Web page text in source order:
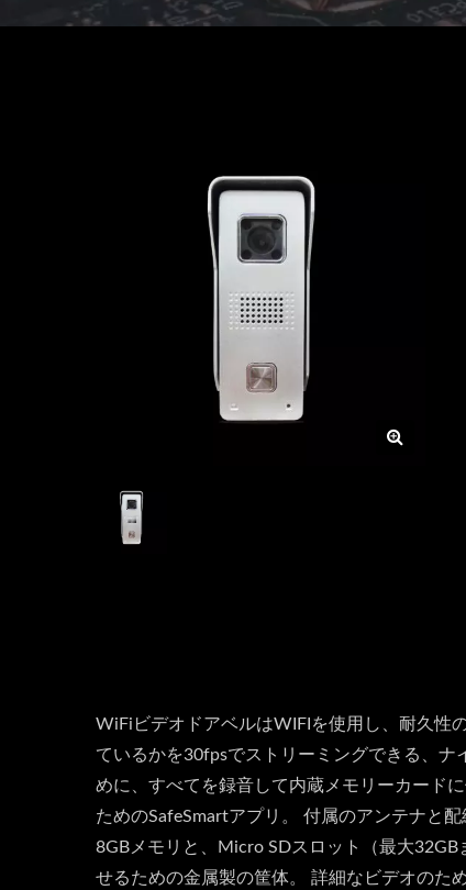
WiFiビデオドアベルはWIFIを使用し、耐久性
ているかを30fpsでストリーミングできる、
めに、すべてを録音して内蔵メモリーカード
ためのSafeSmartアプリ。 付属のアンテナと
8GBメモリと、Micro SDスロット（最大
せるための金属製の筐体。 詳細なビデオのた